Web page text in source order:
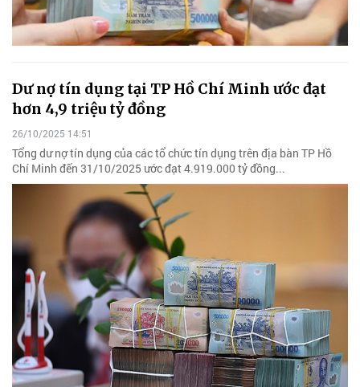
Dư nợ tín dụng tại TP Hồ Chí Minh ước đạt
hơn 4,9 triệu tỷ đồng
26/10/2025 14:51
Tổng dư nợ tín dụng của các tổ chức tín dụng trên địa bàn TP Hồ
Chí Minh đến 31/10/2025 ước đạt 4.919.000 tỷ đồng...